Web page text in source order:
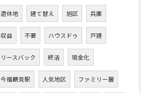
遊休地 建て替え 旭区 兵庫
収益 不要 ハウスドゥ 戸建
リースバック 終活 現金化
今福鶴見駅 人気地区 ファミリー層